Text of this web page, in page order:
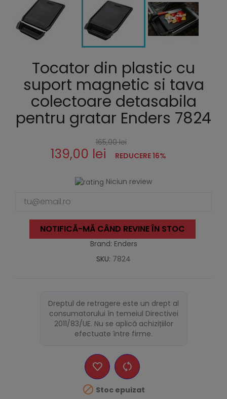
Tocator din plastic cu
suport magnetic si tava
colectoare detasabila
pentru gratar Enders 7824
165,00 lei
139,00 lei REDUCERE 16%
Niciun review
NOTIFICĂ-MĂ CÂND REVINE ÎN STOC
Brand: Enders
SKU: 7824
Dreptul de retragere este un drept al
consumatorului în temeiul Directivei
2011/83/UE. Nu se aplică achizițiilor
efectuate între firme.
 Stoc epuizat